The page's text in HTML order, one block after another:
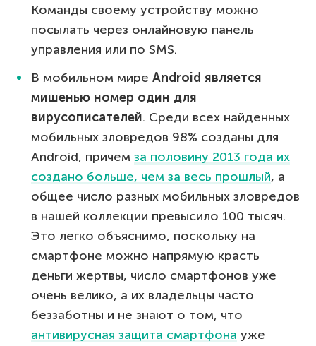
Команды своему устройству можно
посылать через онлайновую панель
управления или по SMS.
В мобильном мире Android является
мишенью номер один для
вирусописателей. Среди всех найденных
мобильных зловредов 98% созданы для
Android, причем за половину 2013 года их
создано больше, чем за весь прошлый, а
общее число разных мобильных зловредов
в нашей коллекции превысило 100 тысяч.
Это легко объяснимо, поскольку на
смартфоне можно напрямую красть
деньги жертвы, число смартфонов уже
очень велико, а их владельцы часто
беззаботны и не знают о том, что
антивирусная защита смартфона уже